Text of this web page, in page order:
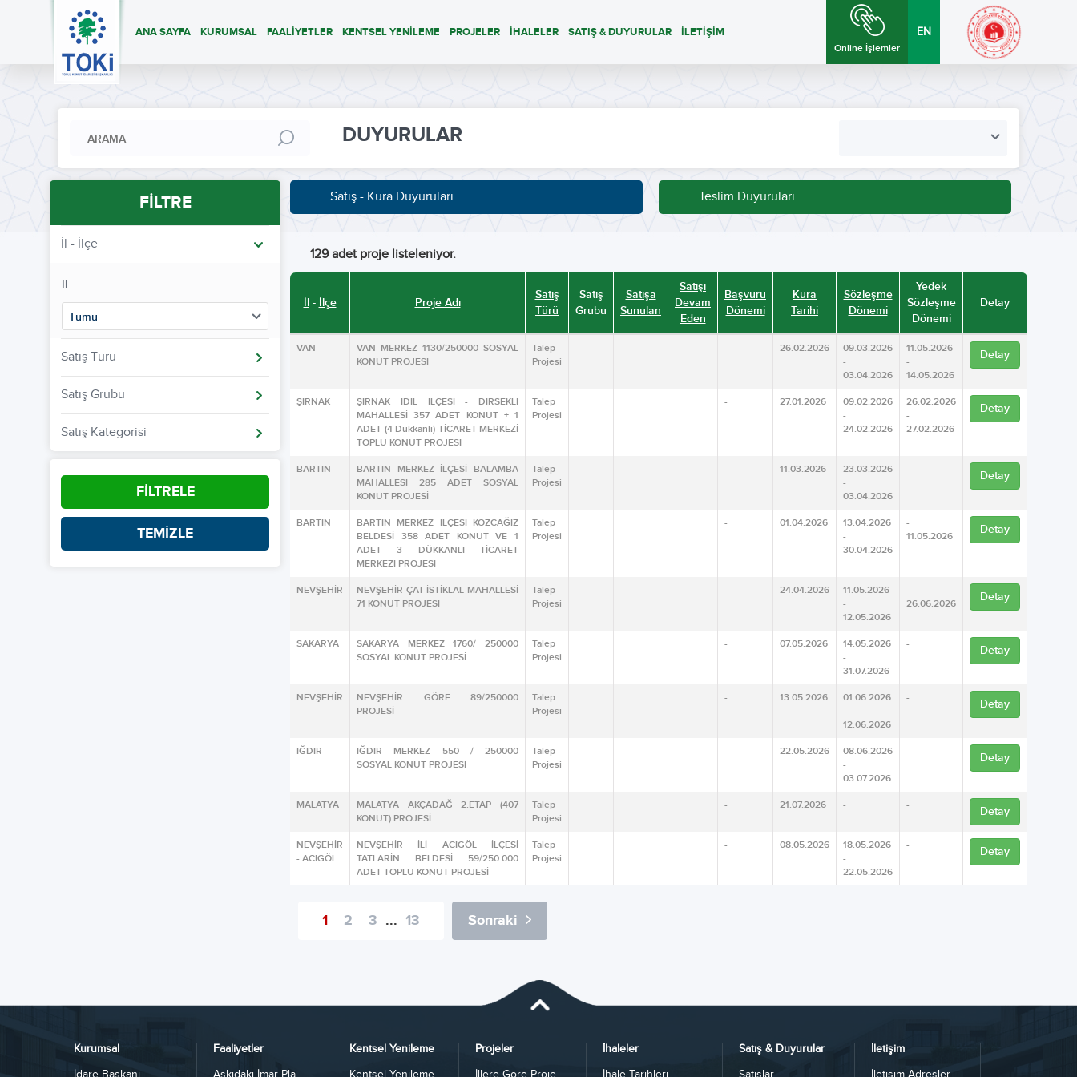
ANA SAYFA KURUMSAL FAALİYETLER KENTSEL YENİLEME PROJELER İHALELER SATIŞ & DUYURULAR İLETİŞİM
Online İşlemler
EN
DUYURULAR
FİLTRE
İl - İlçe
İl
Tümü
Satış Türü
Satış Grubu
Satış Kategorisi
FİLTRELE
TEMİZLE
Satış - Kura Duyuruları Teslim Duyuruları
129 adet proje listeleniyor.
İl- İlçe Proje Adı
Satış
Türü
Satış
Grubu
Satışa
Sunulan
Satışı
Devam
Eden
Başvuru
Dönemi
Kura
Tarihi
Sözleşme
Dönemi
Yedek
Sözleşme
Dönemi
Detay
VAN
VAN MERKEZ 1130/250000 SOSYAL
KONUT PROJESİ
Talep
Projesi
- 26.02.2026
09.03.2026
-
03.04.2026
11.05.2026
-
14.05.2026
Detay
ŞIRNAK
ŞIRNAK İDİL İLÇESİ - DİRSEKLİ
MAHALLESİ 357 ADET KONUT + 1
ADET (4 Dükkanlı) TİCARET MERKEZİ
TOPLU KONUT PROJESİ
Talep
Projesi
- 27.01.2026
09.02.2026
-
24.02.2026
26.02.2026
-
27.02.2026
Detay
BARTIN
BARTIN MERKEZ İLÇESİ BALAMBA
MAHALLESİ 285 ADET SOSYAL
KONUT PROJESİ
Talep
Projesi
- 11.03.2026
23.03.2026
-
03.04.2026
- Detay
BARTIN
BARTIN MERKEZ İLÇESİ KOZCAĞIZ
BELDESİ 358 ADET KONUT VE 1
ADET 3 DÜKKANLI TİCARET
MERKEZİ PROJESİ
Talep
Projesi
- 01.04.2026
13.04.2026
-
30.04.2026
-
11.05.2026
Detay
NEVŞEHİR
NEVŞEHİR ÇAT İSTİKLAL MAHALLESİ
71 KONUT PROJESİ
Talep
Projesi
- 24.04.2026
11.05.2026
-
12.05.2026
-
26.06.2026
Detay
SAKARYA
SAKARYA MERKEZ 1760/ 250000
SOSYAL KONUT PROJESİ
Talep
Projesi
- 07.05.2026
14.05.2026
-
31.07.2026
- Detay
NEVŞEHİR
NEVŞEHİR GÖRE 89/250000
PROJESİ
Talep
Projesi
- 13.05.2026
01.06.2026
-
12.06.2026
- Detay
IĞDIR
IĞDIR MERKEZ 550 / 250000
SOSYAL KONUT PROJESİ
Talep
Projesi
- 22.05.2026
08.06.2026
-
03.07.2026
- Detay
MALATYA
MALATYA AKÇADAĞ 2.ETAP (407
KONUT) PROJESİ
Talep
Projesi
- 21.07.2026 - - Detay
NEVŞEHİR
- ACIGÖL
NEVŞEHİR İLİ ACIGÖL İLÇESİ
TATLARİN BELDESİ 59/250.000
ADET TOPLU KONUT PROJESİ
Talep
Projesi
- 08.05.2026
18.05.2026
-
22.05.2026
- Detay
1 2 3 ... 13 Sonraki
Kurumsal
Faaliyetler
Kentsel Yenileme
Projeler
İhaleler
Satış & Duyurular
İletişim